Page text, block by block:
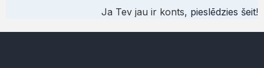
Ja Tev jau ir konts, pieslēdzies šeit!